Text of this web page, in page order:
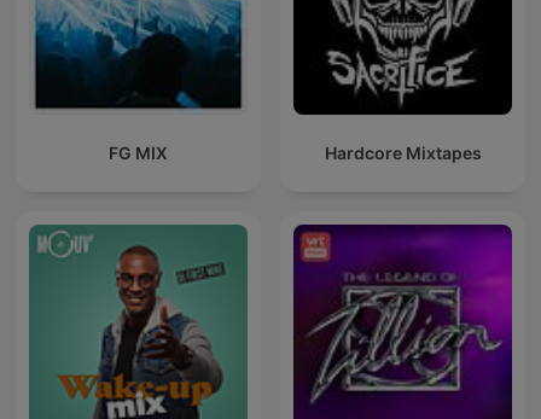
FG MIX Hardcore Mixtapes